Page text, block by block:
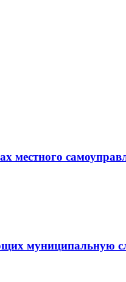
муниципальную